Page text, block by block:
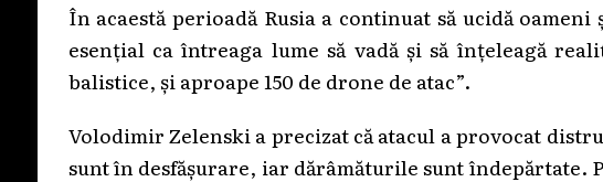
În acaestă perioadă Rusia a continuat să ucidă
esențial ca întreaga lume să vadă și să înțeleagă
balistice, și aproape 150 de drone de atac”.
Volodimir Zelenski a precizat că atacul a provocat
sunt în desfășurare, iar dărâmăturile sunt îndepărtate.